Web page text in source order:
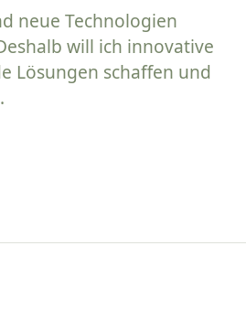
neue Technologien
will ich innovative
Lösungen schaffen und